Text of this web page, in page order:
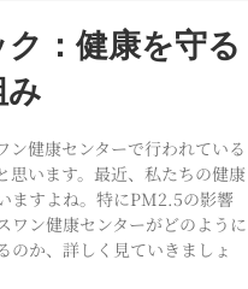
：健康を守る
み
ン健康センターで行われている
思います。最近、私たちの健康
ますよね。特にPM2.5の影響
ワン健康センターがどのように
のか、詳しく見ていきましょ